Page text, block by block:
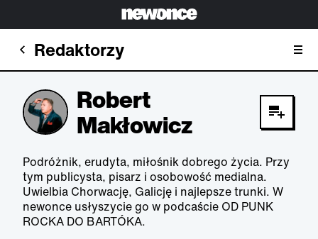
Redaktorzy
Robert
Makłowicz
Podróżnik, erudyta, miłośnik dobrego życia. Przy
tym publicysta, pisarz i osobowość medialna.
Uwielbia Chorwację, Galicję i najlepsze trunki. W
newonce usłyszycie go w podcaście OD PUNK
ROCKA DO BARTÓKA.